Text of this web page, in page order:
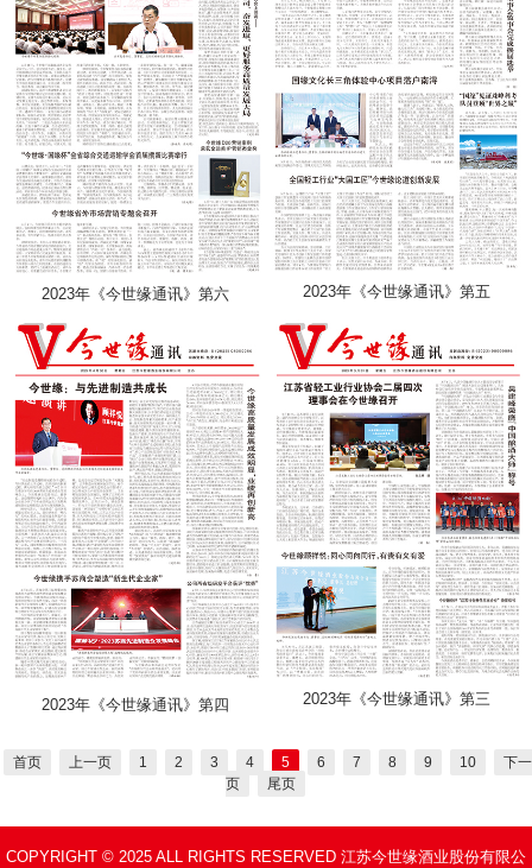
2023年《今世缘通讯》第六 2023年《今世缘通讯》第五
2023年《今世缘通讯》第四 2023年《今世缘通讯》第三
首页 上一页 1 2 3 4 5 6 7 8 9 10
下一
页
尾页
COPYRIGHT © 2025 ALL RIGHTS RESERVED 江苏今世缘酒业股份有限公